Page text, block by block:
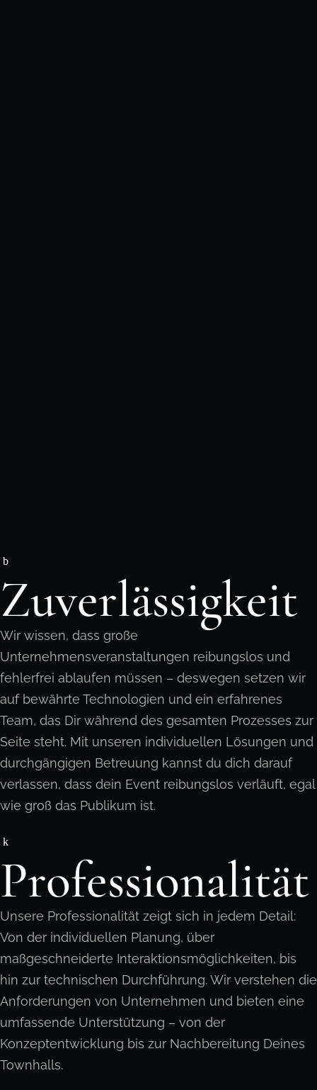
Zuverlässigkeit
Wir wissen, dass große
Unternehmensveranstaltungen reibungslos und
fehlerfrei ablaufen müssen – deswegen setzen wir
auf bewährte Technologien und ein erfahrenes
Team, das Dir während des gesamten Prozesses zur
Seite steht. Mit unseren individuellen Lösungen und
durchgängigen Betreuung kannst du dich darauf
verlassen, dass dein Event reibungslos verläuft, egal
wie groß das Publikum ist.
Professionalität
Unsere Professionalität zeigt sich in jedem Detail:
Von der individuellen Planung, über
maßgeschneiderte Interaktionsmöglichkeiten, bis
hin zur technischen Durchführung. Wir verstehen die
Anforderungen von Unternehmen und bieten eine
umfassende Unterstützung – von der
Konzeptentwicklung bis zur Nachbereitung Deines
Townhalls.